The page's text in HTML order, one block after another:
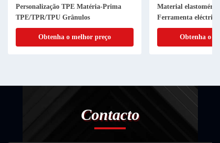
Personalização TPE Matéria-Prima
TPE/TPR/TPU Grânulos
Obtenha o melhor preço
Material
Ferramenta
antiderrapante
Obtenha o
Contacto